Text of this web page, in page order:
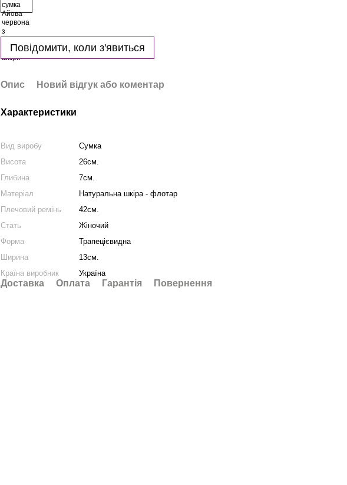
Повідомити, коли з'явиться
Опис Новий відгук або коментар
Характеристики
Вид виробу
Сумка
Висота
26см.
Глибина
7см.
Матеріал
Натуральна шкіра - флотар
Плечовий ремінь
42см.
Стать
Жіночий
Форма
Трапецієвидна
Ширина
13см.
Країна виробник
Україна
Доставка Оплата Гарантія Повернення